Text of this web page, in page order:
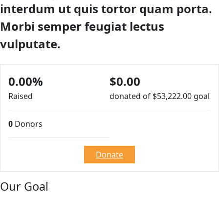
interdum ut quis tortor quam porta.
Morbi semper feugiat lectus
vulputate.
0.00%
Raised
$0.00
donated of $53,222.00 goal
0 Donors
Donate
Our Goal